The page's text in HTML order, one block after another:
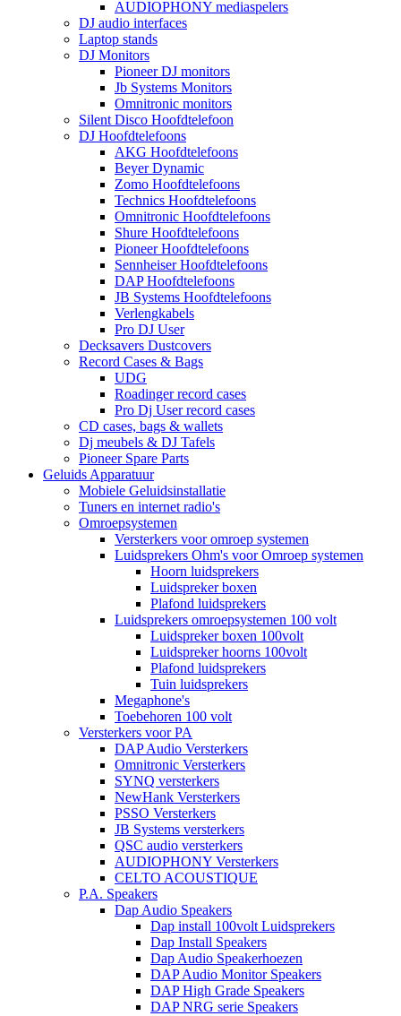
AUDIOPHONY mediaspelers
DJ audio interfaces
Laptop stands
DJ Monitors
Pioneer DJ monitors
Jb Systems Monitors
Omnitronic monitors
Silent Disco Hoofdtelefoon
DJ Hoofdtelefoons
AKG Hoofdtelefoons
Beyer Dynamic
Zomo Hoofdtelefoons
Technics Hoofdtelefoons
Omnitronic Hoofdtelefoons
Shure Hoofdtelefoons
Pioneer Hoofdtelefoons
Sennheiser Hoofdtelefoons
DAP Hoofdtelefoons
JB Systems Hoofdtelefoons
Verlengkabels
Pro DJ User
Decksavers Dustcovers
Record Cases & Bags
UDG
Roadinger record cases
Pro Dj User record cases
CD cases, bags & wallets
Dj meubels & DJ Tafels
Pioneer Spare Parts
Geluids Apparatuur
Mobiele Geluidsinstallatie
Tuners en internet radio's
Omroepsystemen
Versterkers voor omroep systemen
Luidsprekers Ohm's voor Omroep systemen
Hoorn luidsprekers
Luidspreker boxen
Plafond luidsprekers
Luidsprekers omroepsystemen 100 volt
Luidspreker boxen 100volt
Luidspreker hoorns 100volt
Plafond luidsprekers
Tuin luidsprekers
Megaphone's
Toebehoren 100 volt
Versterkers voor PA
DAP Audio Versterkers
Omnitronic Versterkers
SYNQ versterkers
NewHank Versterkers
PSSO Versterkers
JB Systems versterkers
QSC audio versterkers
AUDIOPHONY Versterkers
CELTO ACOUSTIQUE
P.A. Speakers
Dap Audio Speakers
Dap install 100volt Luidsprekers
Dap Install Speakers
Dap Audio Speakerhoezen
DAP Audio Monitor Speakers
DAP High Grade Speakers
DAP NRG serie Speakers